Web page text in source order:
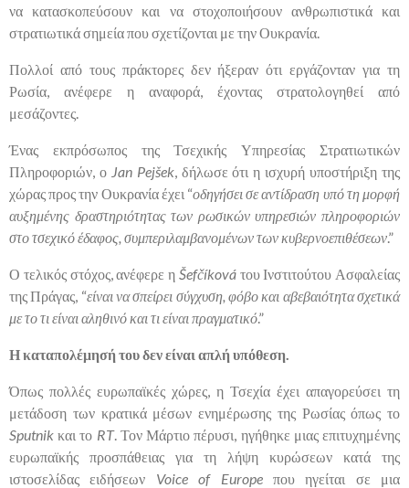
να κατασκοπεύσουν και να στοχοποιήσουν ανθρωπιστικά και
στρατιωτικά σημεία που σχετίζονται με την Ουκρανία.
Πολλοί από τους πράκτορες δεν ήξεραν ότι εργάζονταν για τη
Ρωσία, ανέφερε η αναφορά, έχοντας στρατολογηθεί από
μεσάζοντες.
Ένας εκπρόσωπος της Τσεχικής Υπηρεσίας Στρατιωτικών
Πληροφοριών, ο Jan Pejšek, δήλωσε ότι η ισχυρή υποστήριξη της
χώρας προς την Ουκρανία έχει “οδηγήσει σε αντίδραση υπό τη μορφή
αυξημένης δραστηριότητας των ρωσικών υπηρεσιών πληροφοριών
στο τσεχικό έδαφος, συμπεριλαμβανομένων των κυβερνοεπιθέσεων.”
Ο τελικός στόχος, ανέφερε η Šefčíkováτου Ινστιτούτου Ασφαλείας
της Πράγας, “είναι να σπείρει σύγχυση, φόβο και αβεβαιότητα σχετικά
με το τι είναι αληθινό και τι είναι πραγματικό.”
Η καταπολέμησή του δεν είναι απλή υπόθεση.
Όπως πολλές ευρωπαϊκές χώρες, η Τσεχία έχει απαγορεύσει τη
μετάδοση των κρατικά μέσων ενημέρωσης της Ρωσίας όπως το
Sputnik και το RT. Τον Μάρτιο πέρυσι, ηγήθηκε μιας επιτυχημένης
ευρωπαϊκής προσπάθειας για τη λήψη κυρώσεων κατά της
ιστοσελίδας ειδήσεων Voice of Europeπου ηγείται σε μια